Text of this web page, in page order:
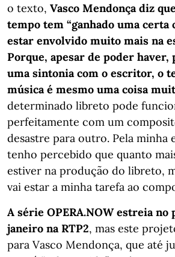
o texto, Vasco Mendonça diz
tempo tem “ganhado uma certa
estar envolvido muito mais na
Porque, apesar de poder haver,
uma sintonia com o escritor, o
música é mesmo uma coisa
determinado libreto pode
perfeitamente com um
desastre para outro. Pela minha
tenho percebido que quanto
estiver na produção do libreto,
vai estar a minha tarefa ao
A série OPERA.NOW estreia no
janeiro na RTP2, mas este
para Vasco Mendonça, que até